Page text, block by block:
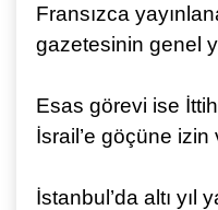
Fransızca
gazetesinin genel
Esas görevi ise
İsrail’e göçüne
İstanbul’da altı yıl